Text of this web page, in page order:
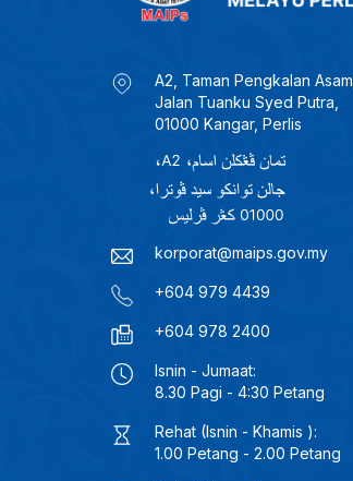
A2, Taman Pengkalan Asam,
Jalan Tuanku Syed Putra,
01000 Kangar, Perlis
korporat@maips.gov.my
+604 979 4439
+604 978 2400
Isnin - Jumaat:
8.30 Pagi - 4:30 Petang
Rehat (Isnin - Khamis ):
1.00 Petang - 2.00 Petang